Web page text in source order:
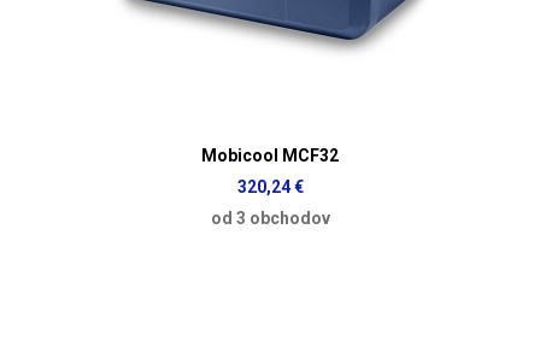
Mobicool MCF32
320,24 €
od 3 obchodov